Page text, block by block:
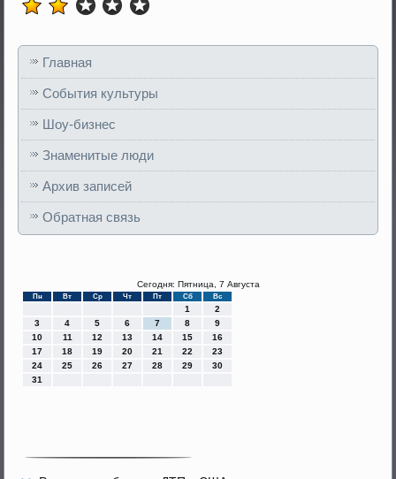
Главная
События культуры
Шоу-бизнес
Знаменитые люди
Архив записей
Обратная связь
Сегодня: Пятница, 7 Августа
Пн Вт Ср Чт Пт Сб Вс
1
2
3
4 5 6 7 8
9
10
11 12 13 14 15
16
17
18 19 20 21 22
23
24
25 26 27 28 29
30
31